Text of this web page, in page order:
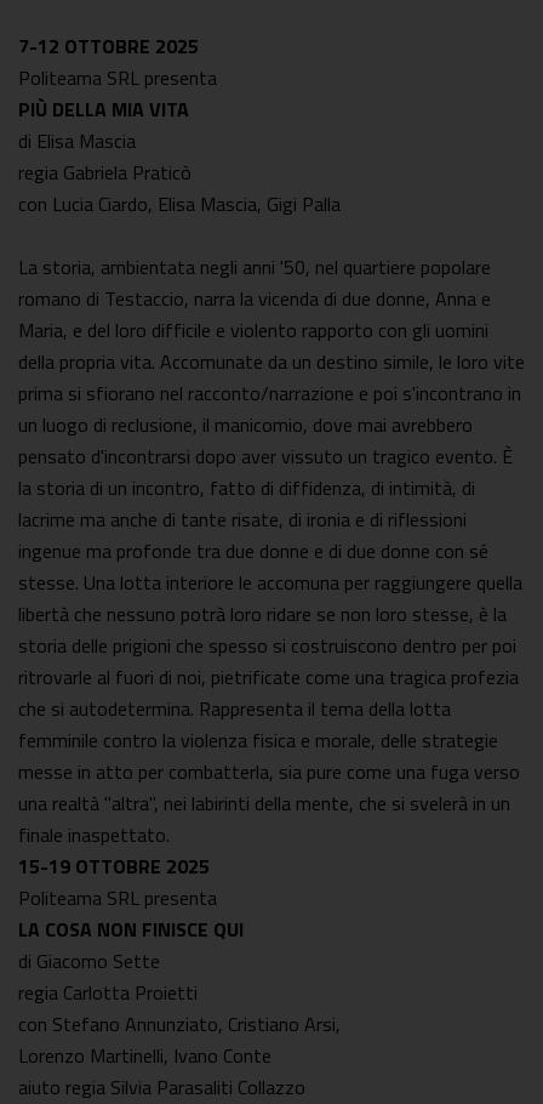
7-12 OTTOBRE 2025
Politeama SRL presenta
PIÙ DELLA MIA VITA
di Elisa Mascia
regia Gabriela Praticò
con Lucia Ciardo, Elisa Mascia, Gigi Palla
La storia, ambientata negli anni '50, nel quartiere popolare
romano di Testaccio, narra la vicenda di due donne, Anna e
Maria, e del loro difficile e violento rapporto con gli uomini
della propria vita. Accomunate da un destino simile, le loro vite
prima si sfiorano nel racconto/narrazione e poi s'incontrano in
un luogo di reclusione, il manicomio, dove mai avrebbero
pensato d'incontrarsi dopo aver vissuto un tragico evento. È
la storia di un incontro, fatto di diffidenza, di intimità, di
lacrime ma anche di tante risate, di ironia e di riflessioni
ingenue ma profonde tra due donne e di due donne con sé
stesse. Una lotta interiore le accomuna per raggiungere quella
libertà che nessuno potrà loro ridare se non loro stesse, è la
storia delle prigioni che spesso si costruiscono dentro per poi
ritrovarle al fuori di noi, pietrificate come una tragica profezia
che si autodetermina. Rappresenta il tema della lotta
femminile contro la violenza fisica e morale, delle strategie
messe in atto per combatterla, sia pure come una fuga verso
una realtà "altra", nei labirinti della mente, che si svelerà in un
finale inaspettato.
15-19 OTTOBRE 2025
Politeama SRL presenta
LA COSA NON FINISCE QUI
di Giacomo Sette
regia Carlotta Proietti
con Stefano Annunziato, Cristiano Arsi,
Lorenzo Martinelli, Ivano Conte
aiuto regia Silvia Parasaliti Collazzo